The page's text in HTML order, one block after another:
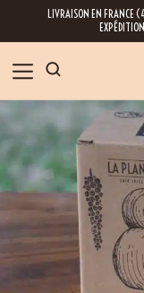
LIVRAISON EN FRANCE
NOS ÉPICES
RECETTES
BLOG
À PROPOS
INSCRIVEZ-
En laissant votre e-mail,
conseils, inspirations et